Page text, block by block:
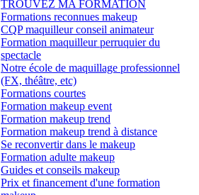
TROUVEZ MA FORMATION
Formations reconnues makeup
CQP maquilleur conseil animateur
Formation maquilleur perruquier du
spectacle
Notre école de maquillage professionnel
(FX, théâtre, etc)
Formations courtes
Formation makeup event
Formation makeup trend
Formation makeup trend à distance
Se reconvertir dans le makeup
Formation adulte makeup
Guides et conseils makeup
Prix et financement d'une formation